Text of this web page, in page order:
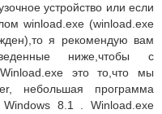
устройство или если
winload.exe (winload.exe
я рекомендую вам
ниже,чтобы с
это то,что мы
небольшая программа
8.1 . Winload.exe